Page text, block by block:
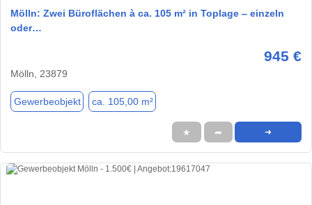
Mölln: Zwei Büroflächen à ca. 105 m² in Toplage ‒ einzeln
oder…
945 €
Mölln, 23879
Gewerbeobjekt ca. 105,00 m²
★ ➦ ➜